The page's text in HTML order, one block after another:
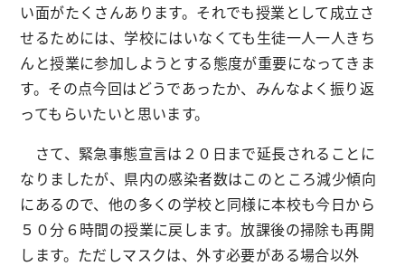
い面がたくさんあります。それでも授業として成立さ
せるためには、学校にはいなくても生徒一人一人きち
んと授業に参加しようとする態度が重要になってきま
す。その点今回はどうであったか、みんなよく振り返
ってもらいたいと思います。
さて、緊急事態宣言は２０日まで延長されることに
なりましたが、県内の感染者数はこのところ減少傾向
にあるので、他の多くの学校と同様に本校も今日から
５０分６時間の授業に戻します。放課後の掃除も再開
します。ただしマスクは、外す必要がある場合以外